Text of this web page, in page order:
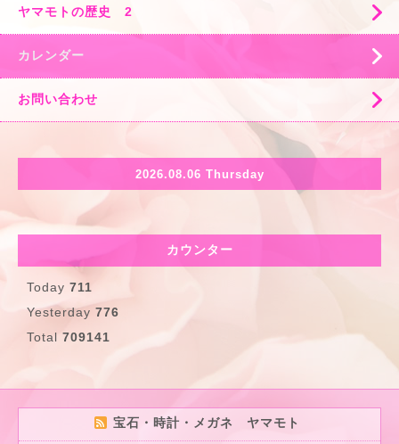
ヤマモトの歴史 2
カレンダー
お問い合わせ
2026.08.06 Thursday
カウンター
Today 711
Yesterday 776
Total 709141
宝石・時計・メガネ ヤマモト